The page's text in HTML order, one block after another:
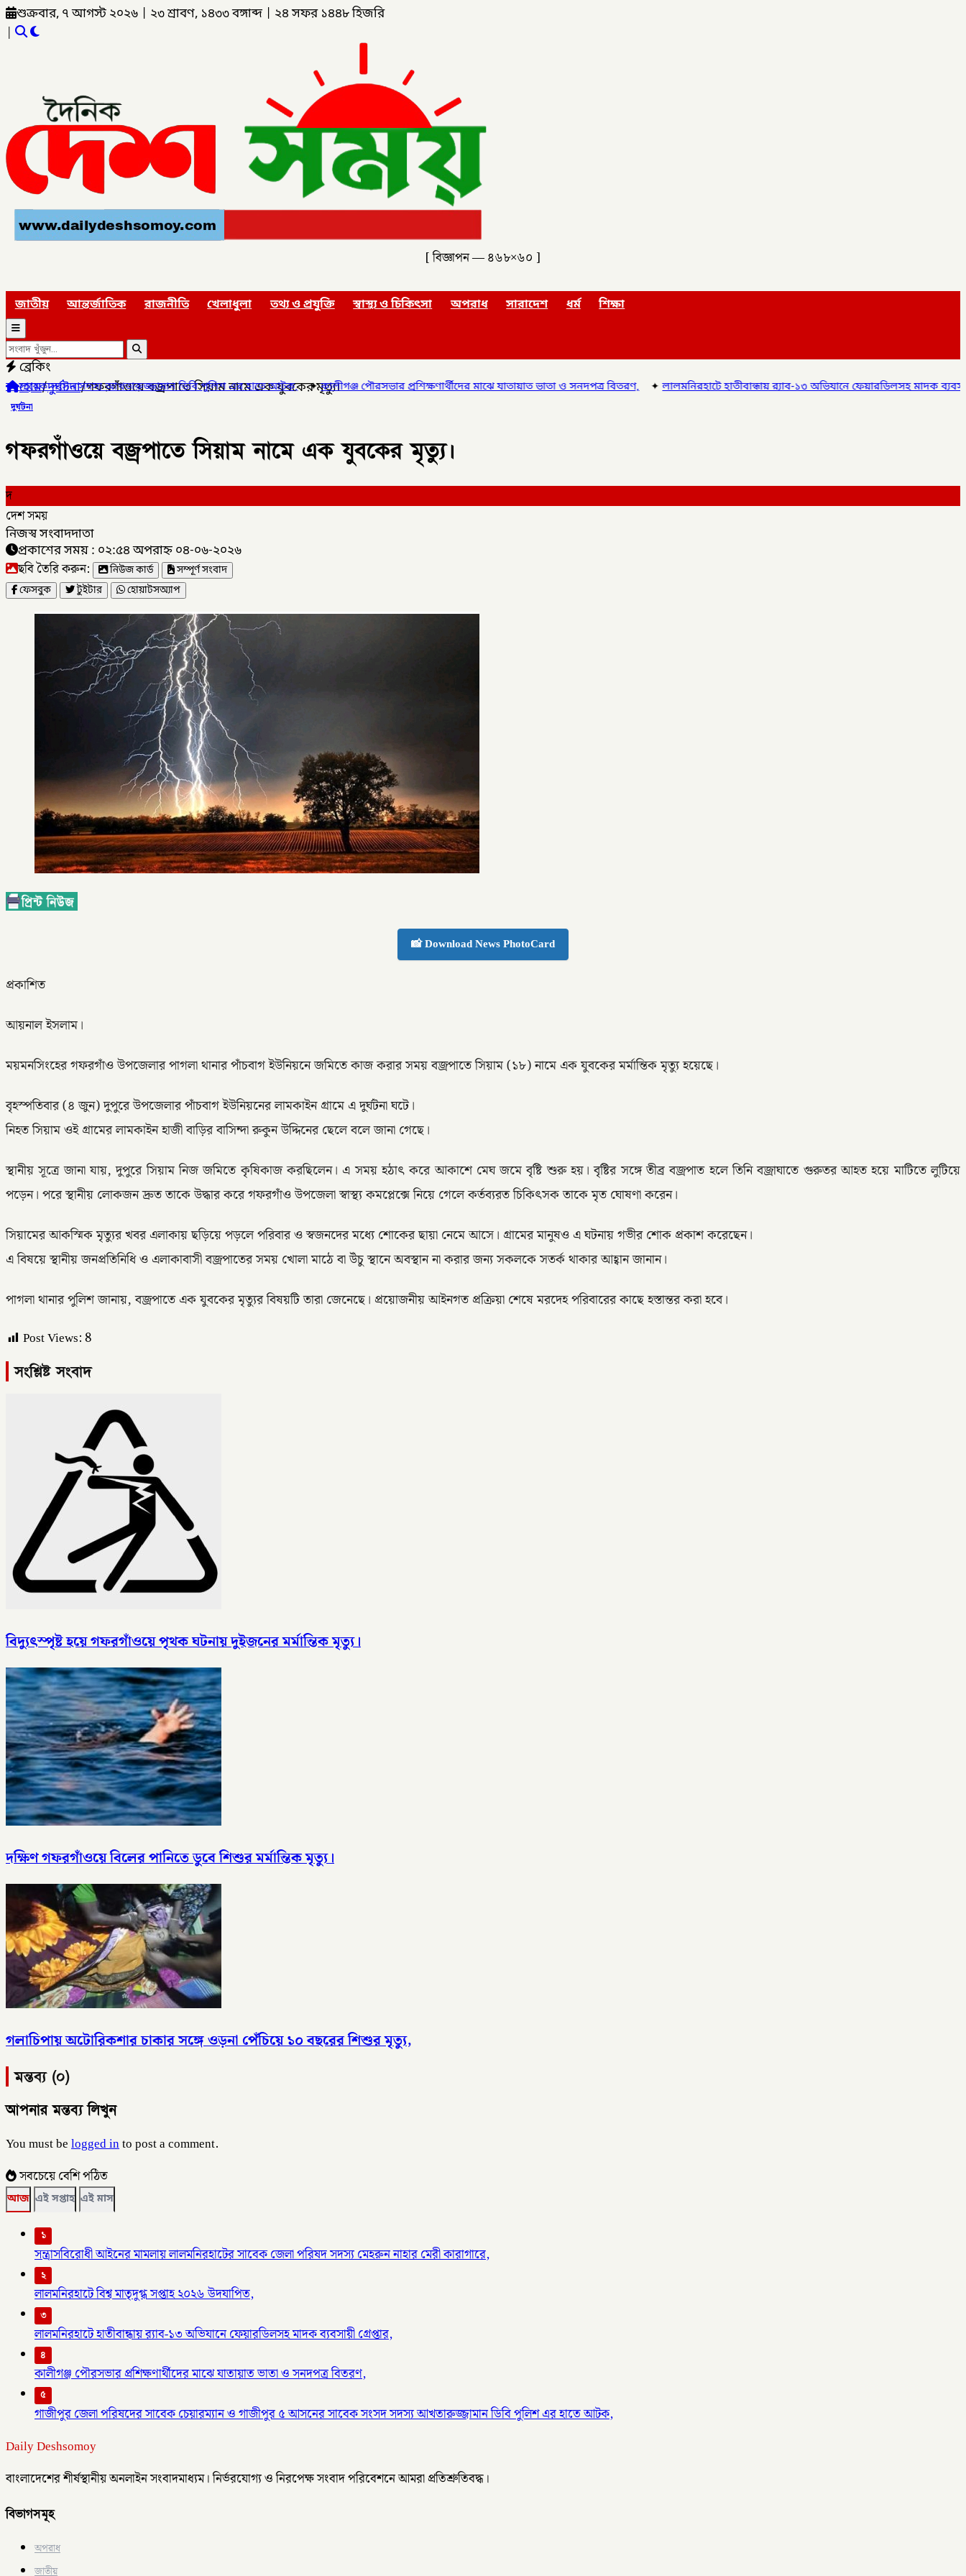
শুক্রবার, ৭ আগস্ট ২০২৬ ২৩ শ্রাবণ, ১৪৩৩ বঙ্গাব্দ ২৪ সফর ১৪৪৮ হিজরি
|
[ বিজ্ঞাপন — ৪৬৮×৬০ ]
জাতীয় আন্তর্জাতিক রাজনীতি খেলাধুলা তথ্য ও প্রযুক্তি স্বাস্থ্য ও চিকিৎসা অপরাধ সারাদেশ ধর্ম শিক্ষা
ব্রেকিং
সদস্য আখতারুজ্জামান ডিবি পুলিশ এর হাতে আটক,✦কালীগঞ্জ পৌরসভার প্রশিক্ষণার্থীদের মাঝে যাতায়াত ভাতা ও সনদপত্র বিতরণ,✦লালমনিরহাটে হাতীবান্ধায় র‌্যাব-১৩ অভিযানে ফেয়ারডিলসহ মাদক ব্যবসায়ী গ্রেপ্তার,✦
হোম/দুর্ঘটনা/গফরগাঁওয়ে বজ্রপাতে সিয়াম নামে এক যুবকের মৃত্যু।
দুর্ঘটনা
গফরগাঁওয়ে বজ্রপাতে সিয়াম নামে এক যুবকের মৃত্যু।
দ
দেশ সময়
নিজস্ব সংবাদদাতা
প্রকাশের সময় : ০২:৫৪ অপরাহ্ন ০৪-০৬-২০২৬
ছবি তৈরি করুন: নিউজ কার্ড
সম্পূর্ণ সংবাদ
ফেসবুক
টুইটার হোয়াটসঅ্যাপ
📸 Download News PhotoCard
প্রকাশিত
আয়নাল ইসলাম।
ময়মনসিংহের গফরগাঁও উপজেলার পাগলা থানার পাঁচবাগ ইউনিয়নে জমিতে কাজ করার সময় বজ্রপাতে সিয়াম (১৮) নামে এক যুবকের মর্মান্তিক মৃত্যু হয়েছে।
বৃহস্পতিবার (৪ জুন) দুপুরে উপজেলার পাঁচবাগ ইউনিয়নের লামকাইন গ্রামে এ দুর্ঘটনা ঘটে।
নিহত সিয়াম ওই গ্রামের লামকাইন হাজী বাড়ির বাসিন্দা রুকুন উদ্দিনের ছেলে বলে জানা গেছে।
স্থানীয় সূত্রে জানা যায়, দুপুরে সিয়াম নিজ জমিতে কৃষিকাজ করছিলেন। এ সময় হঠাৎ করে আকাশে মেঘ জমে বৃষ্টি শুরু হয়। বৃষ্টির সঙ্গে তীব্র বজ্রপাত হলে তিনি বজ্রাঘাতে গুরুতর আহত হয়ে মাটিতে লুটিয়ে
পড়েন। পরে স্থানীয় লোকজন দ্রুত তাকে উদ্ধার করে গফরগাঁও উপজেলা স্বাস্থ্য কমপ্লেক্সে নিয়ে গেলে কর্তব্যরত চিকিৎসক তাকে মৃত ঘোষণা করেন।
সিয়ামের আকস্মিক মৃত্যুর খবর এলাকায় ছড়িয়ে পড়লে পরিবার ও স্বজনদের মধ্যে শোকের ছায়া নেমে আসে। গ্রামের মানুষও এ ঘটনায় গভীর শোক প্রকাশ করেছেন।
এ বিষয়ে স্থানীয় জনপ্রতিনিধি ও এলাকাবাসী বজ্রপাতের সময় খোলা মাঠে বা উঁচু স্থানে অবস্থান না করার জন্য সকলকে সতর্ক থাকার আহ্বান জানান।
পাগলা থানার পুলিশ জানায়, বজ্রপাতে এক যুবকের মৃত্যুর বিষয়টি তারা জেনেছে। প্রয়োজনীয় আইনগত প্রক্রিয়া শেষে মরদেহ পরিবারের কাছে হস্তান্তর করা হবে।
Post Views:8
সংশ্লিষ্ট সংবাদ
বিদ্যুৎস্পৃষ্ট হয়ে গফরগাঁওয়ে পৃথক ঘটনায় দুইজনের মর্মান্তিক মৃত্যু।
দক্ষিণ গফরগাঁওয়ে বিলের পানিতে ডুবে শিশুর মর্মান্তিক মৃত্যু।
গলাচিপায় অটোরিকশার চাকার সঙ্গে ওড়না পেঁচিয়ে ১০ বছরের শিশুর মৃত্যু,
মন্তব্য (০)
আপনার মন্তব্য লিখুন
You must belogged into post a comment.
সবচেয়ে বেশি পঠিত
আজ এই সপ্তাহ এই মাস
১
সন্ত্রাসবিরোধী আইনের মামলায় লালমনিরহাটের সাবেক জেলা পরিষদ সদস্য মেহরুন নাহার মেরী কারাগারে,
২
লালমনিরহাটে বিশ্ব মাতৃদুগ্ধ সপ্তাহ ২০২৬ উদযাপিত,
৩
লালমনিরহাটে হাতীবান্ধায় র‌্যাব-১৩ অভিযানে ফেয়ারডিলসহ মাদক ব্যবসায়ী গ্রেপ্তার,
৪
কালীগঞ্জ পৌরসভার প্রশিক্ষণার্থীদের মাঝে যাতায়াত ভাতা ও সনদপত্র বিতরণ,
৫
গাজীপুর জেলা পরিষদের সাবেক চেয়ারম্যান ও গাজীপুর ৫ আসনের সাবেক সংসদ সদস্য আখতারুজ্জামান ডিবি পুলিশ এর হাতে আটক,
Daily Deshsomoy
বাংলাদেশের শীর্ষস্থানীয় অনলাইন সংবাদমাধ্যম। নির্ভরযোগ্য ও নিরপেক্ষ সংবাদ পরিবেশনে আমরা প্রতিশ্রুতিবদ্ধ।
বিভাগসমূহ
অপরাধ
জাতীয়